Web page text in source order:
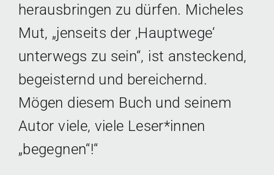
herausbringen zu dürfen. Micheles
Mut, „jenseits der ‚Hauptwege‘
unterwegs zu sein“, ist ansteckend,
begeisternd und bereichernd.
Mögen diesem Buch und seinem
Autor viele, viele Leser*innen
„begegnen“!“